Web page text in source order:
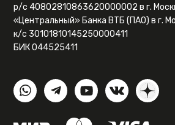
р/с 40802810863620000002 в г.
«Центральный» Банка ВТБ (ПАО) в г.
к/с 30101810145250000411
БИК 044525411